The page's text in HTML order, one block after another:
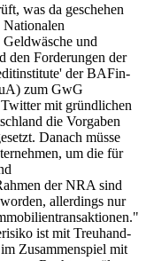
was da geschehen
und
den Forderungen der
der BAFin-
zum GwG
mit gründlichen
die Vorgaben
Danach müsse
um die für
der NRA sind
allerdings nur
ist mit Treuhand-
Zusammenspiel mit